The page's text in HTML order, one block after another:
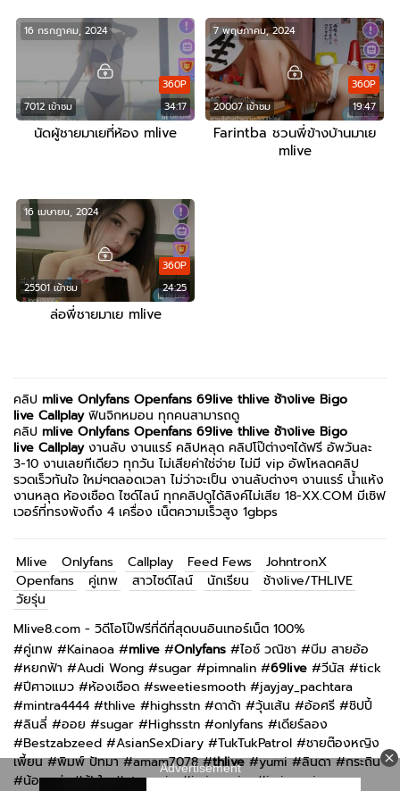
7012 เข้าชม 34:17
360P
16 กรกฎาคม, 2024
นัดผู้ชายมาเยที่ห้อง mlive
20007 เข้าชม 19:47
360P
7 พฤษภาคม, 2024
Farintba ชวนพี่ข้างบ้านมาเย
mlive
25501 เข้าชม 24:25
360P
16 เมษายน, 2024
ล่อพี่ชายมาเย mlive
คลิป mlive Onlyfans Openfans 69live thlive ช้างlive Bigo
live Callplayฟินจิกหมอน ทุกคนสามารถดู
คลิป mlive Onlyfans Openfans 69live thlive ช้างlive Bigo
live Callplayงานลับ งานแรร์ คลิปหลุด คลิปโป๊ต่างๆได้ฟรี อัพวันละ
3-10 งานเลยทีเดียว ทุกวัน ไม่เสียค่าใช่จ่าย ไม่มี vip อัพโหลดคลิป
รวดเร็วทันใจ ใหม่ๆตลอดเวลา ไม่ว่าจะเป็น งานลับต่างๆ งานแรร์ น้ำแห้ง
งานหลุด ห้องเชือด ไซด์ไลน์ ทุกคลิปดูได้ลิงค์ไม่เสีย 18-XX.COM มีเซิฟ
เวอร์ที่ทรงพังถึง 4 เครื่อง เน็ตความเร็วสูง 1gbps
Mlive Onlyfans Callplay Feed Fews
JohntronX
Openfans
คู่เทพ สาวไซด์ไลน์ นักเรียน
ช้างlive/THLIVE
วัยรุ่น
Mlive8.com - วิดีโอโป๊ฟรีที่ดีที่สุดบนอินเทอร์เน็ต 100%
#คู่เทพ #Kainaoa #mlive #Onlyfans #ไอซ์ วณิชา #บีม สายอ้อ
#หยกฟ้า #Audi Wong #sugar #pimnalin #69live #วีนัส #tick
#ปีศาจแมว #ห้องเชือด #sweetiesmooth #jayjay_pachtara
#mintra4444 #thlive #highsstn #ดาด้า #วุ้นเส้น #อ้อศรี #ชิปปี้
#ลินลี่ #ออย #sugar #Highsstn #onlyfans #เดียร์ลอง
#Bestzabzeed #AsianSexDiary #TukTukPatrol #ชายต๊องหญิง
เพี้ยน#พิมพ์ ปัทมา#amam7078#thlive#yumi#ลินดา#กระถิน
#น้อยหน่า#ฟ้าใส#atommie#imimmaim#imimmaim